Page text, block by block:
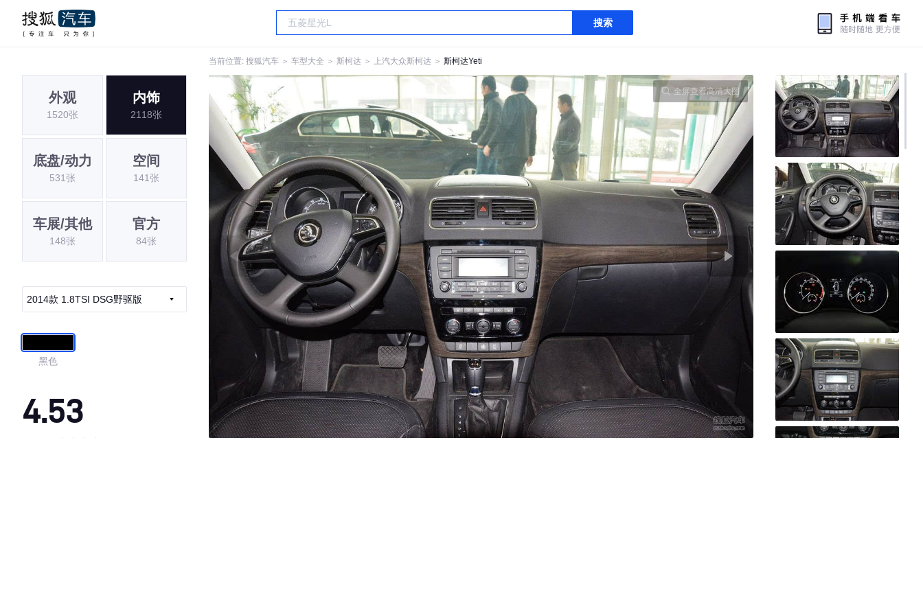
搜索
当前位置: 搜狐汽车 ＞ 车型大全 ＞ 斯柯达 ＞ 上汽大众斯柯达 ＞ 斯柯达Yeti
外观
1520张
内饰
2118张
底盘/动力
531张
空间
141张
车展/其他
148张
官方
84张
2014款 1.8TSI DSG野驱版
黑色
4.53
全屏查看高清大图